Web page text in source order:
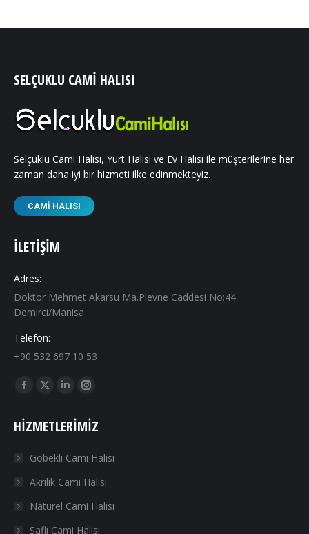
SELÇUKLU CAMI HALISI
Selçuklu Cami Halısı, Yurt Halısı ve Ev Halısı ile müşterilerine her
zaman daha iyi bir hizmeti ilke edinmekteyiz.
CAMI HALISI
İLETIŞIM
Adres:
Doktor Mehmet Akarsu Ma.Plevne Caddesi No:44
Demirci/Manisa
Telefon:
+90 532 697 10 53
Find us on:
Facebook
opens
new
window
X
opens
new
window
Linkedin
opens
new
window
Instagram
opens
new
window
HIZMETLERIMIZ
Göbekli Cami Halısı
Akrilik Cami Halısı
Naturel Cami Halısı
Saflı Cami Halısı